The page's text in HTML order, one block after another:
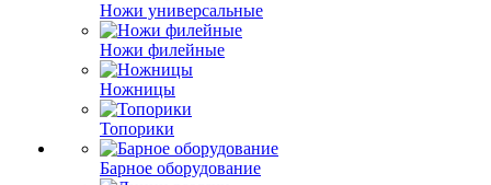
Ножи универсальные
Ножи филейные
Ножницы
Топорики
Барное оборудование